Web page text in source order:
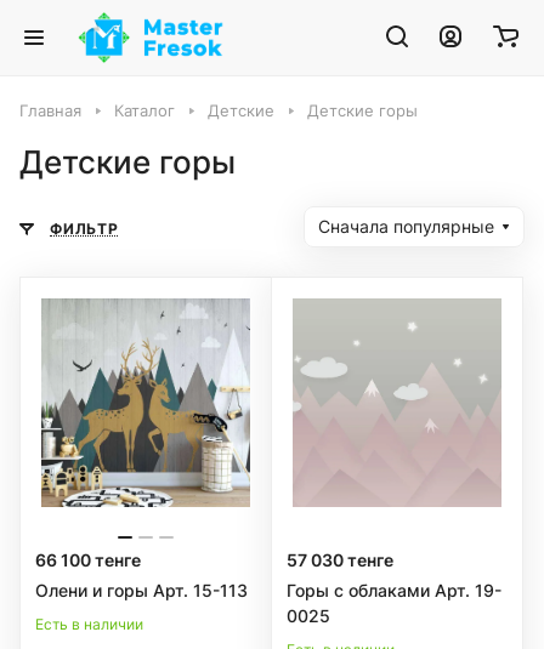
Главная Каталог Детские Детские горы
Детские горы
ФИЛЬТР Сначала популярные
66 100 тенге
Олени и горы Арт. 15-113
Есть в наличии
57 030 тенге
Горы с облаками Арт. 19-
0025